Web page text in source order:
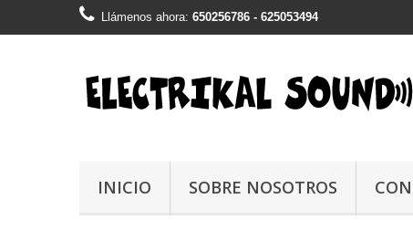
Llámenos ahora: 650256786 - 625053494
INICIO SOBRE NOSOTROS